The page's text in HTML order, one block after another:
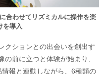
合わせてリズミカルに操作を楽
を導入
クションとの出会いを創出す
前に立つと体験が始まり、
報と連動しながら、6種類の